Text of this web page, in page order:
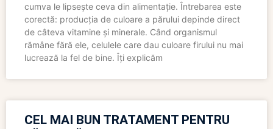
cumva le lipsește ceva din alimentație. Întrebarea este
corectă: producția de culoare a părului depinde direct
de câteva vitamine și minerale. Când organismul
rămâne fără ele, celulele care dau culoare firului nu mai
lucrează la fel de bine. Îți explicăm
CEL MAI BUN TRATAMENT PENTRU